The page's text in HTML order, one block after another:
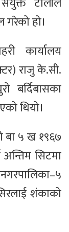
हो।
कार्यालय
राजु के.सी.
बर्दिबासका
थियो।
बा ५ ख १९६७
सिटमा
शंकाको